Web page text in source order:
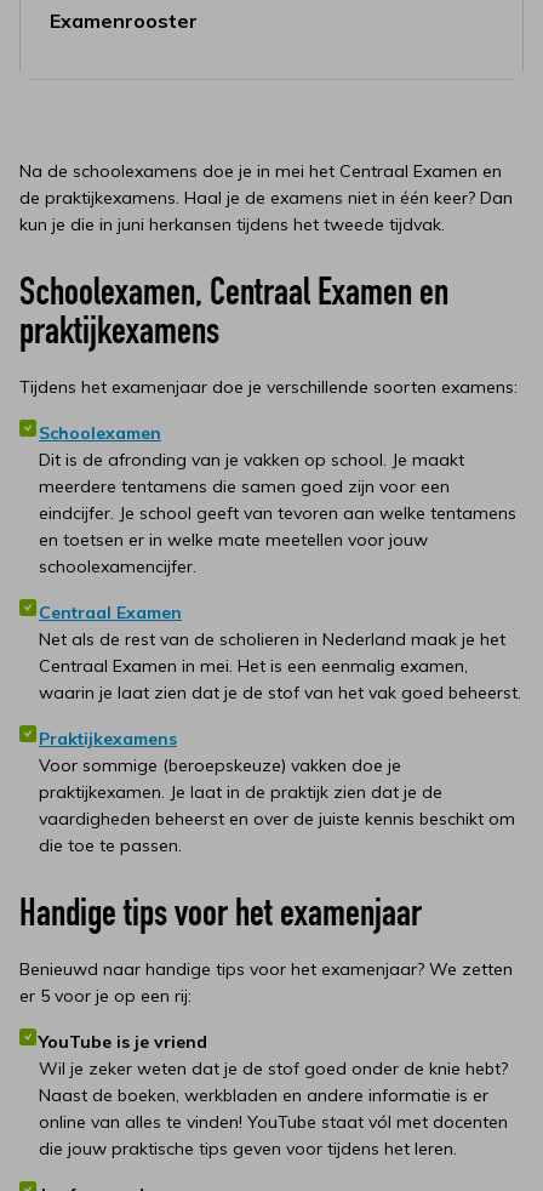
Examenrooster
Na de schoolexamens doe je in mei het Centraal Examen en
de praktijkexamens. Haal je de examens niet in één keer? Dan
kun je die in juni herkansen tijdens het tweede tijdvak.
Schoolexamen, Centraal Examen en
praktijkexamens
Tijdens het examenjaar doe je verschillende soorten examens:
Schoolexamen
Dit is de afronding van je vakken op school. Je maakt
meerdere tentamens die samen goed zijn voor een
eindcijfer. Je school geeft van tevoren aan welke tentamens
en toetsen er in welke mate meetellen voor jouw
schoolexamencijfer.
Centraal Examen
Net als de rest van de scholieren in Nederland maak je het
Centraal Examen in mei. Het is een eenmalig examen,
waarin je laat zien dat je de stof van het vak goed beheerst.
Praktijkexamens
Voor sommige (beroepskeuze) vakken doe je
praktijkexamen. Je laat in de praktijk zien dat je de
vaardigheden beheerst en over de juiste kennis beschikt om
die toe te passen.
Handige tips voor het examenjaar
Benieuwd naar handige tips voor het examenjaar? We zetten
er 5 voor je op een rij:
YouTube is je vriend
Wil je zeker weten dat je de stof goed onder de knie hebt?
Naast de boeken, werkbladen en andere informatie is er
online van alles te vinden! YouTube staat vól met docenten
die jouw praktische tips geven voor tijdens het leren.